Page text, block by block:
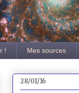
! Mes sources
28/01/16